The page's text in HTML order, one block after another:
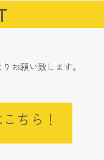
お願い致します。
ちら！